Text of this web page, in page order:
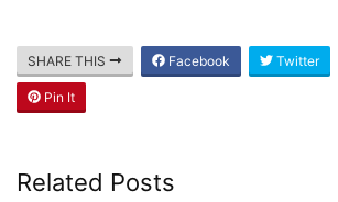
SHARE THIS Facebook Twitter
Pin It
Related Posts